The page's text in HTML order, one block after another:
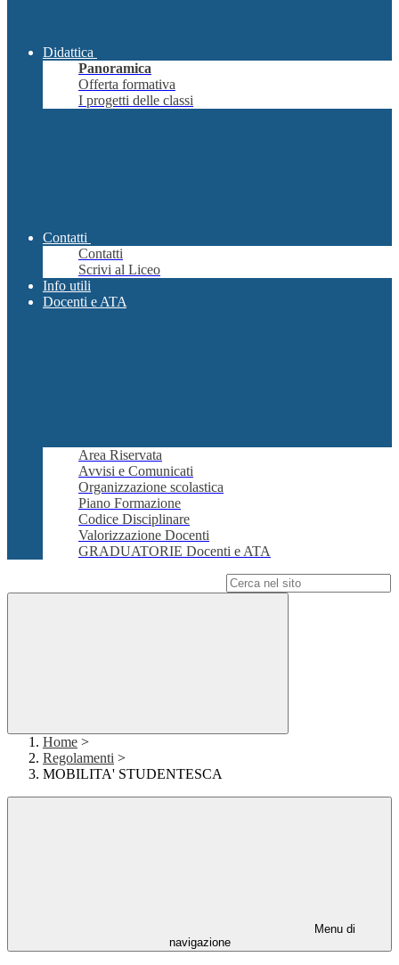
Didattica
Panoramica
Offerta formativa
I progetti delle classi
Contatti
Contatti
Scrivi al Liceo
Info utili
Docenti e ATA
Area Riservata
Avvisi e Comunicati
Organizzazione scolastica
Piano Formazione
Codice Disciplinare
Valorizzazione Docenti
GRADUATORIE Docenti e ATA
Home >
Regolamenti >
MOBILITA' STUDENTESCA
Menu di
navigazione